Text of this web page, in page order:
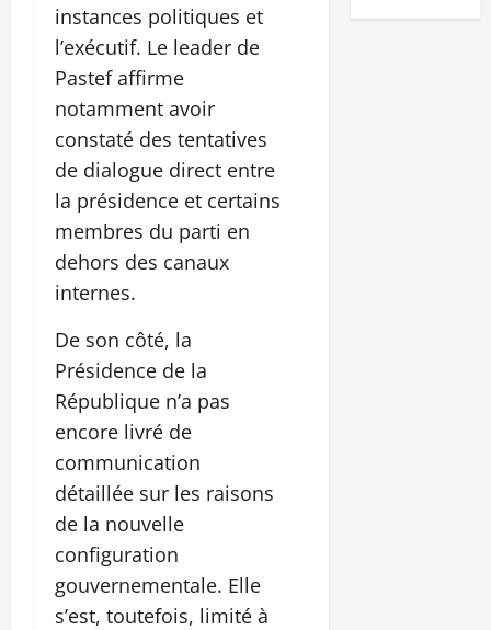
instances politiques et
l’exécutif. Le leader de
Pastef affirme
notamment avoir
constaté des tentatives
de dialogue direct entre
la présidence et certains
membres du parti en
dehors des canaux
internes.
De son côté, la
Présidence de la
République n’a pas
encore livré de
communication
détaillée sur les raisons
de la nouvelle
configuration
gouvernementale. Elle
s’est, toutefois, limité à